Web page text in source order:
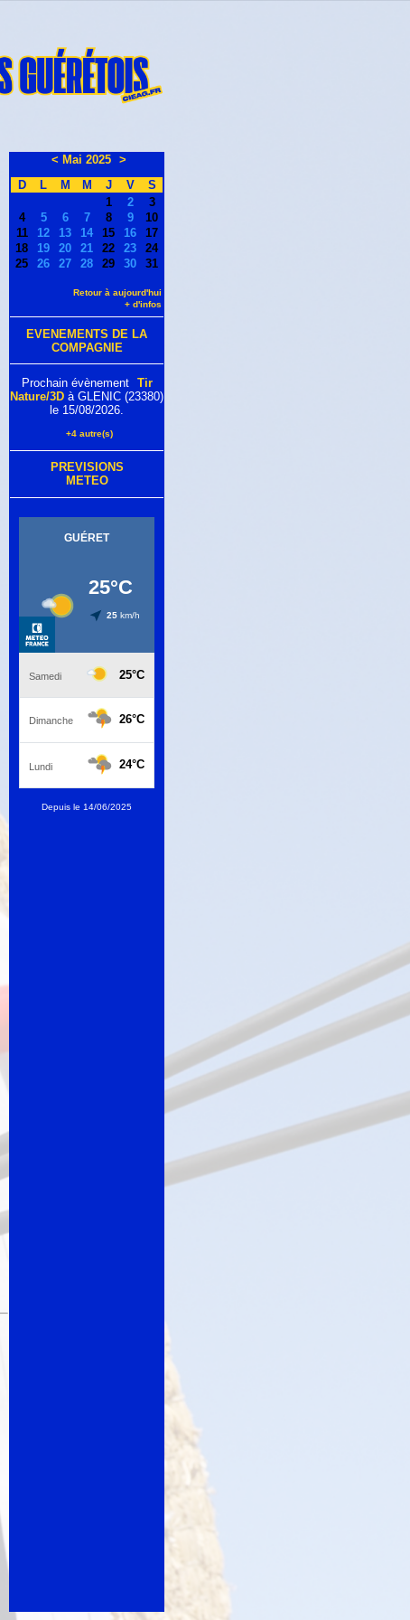
< Mai 2025 >
D
L M M J V
S
1
2
3
4
5 6 7 8 9
10
11
12 13 14 15 16
17
18
19 20 21 22 23
24
25
26 27 28 29 30 31
Retour à aujourd'hui
+ d'infos
EVENEMENTS DE LA
COMPAGNIE
Prochain évènement Tir
Nature/3D à GLENIC (23380)
le 15/08/2026.
+4 autre(s)
PREVISIONS
METEO
Depuis le 14/06/2025